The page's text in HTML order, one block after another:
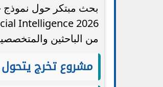
من الباحثين
مشروع تخرج
تنسيق الجامعات 2026.. التعليم تتيح تعديل
الرغبات أكثر من مرة حتى الأحد...